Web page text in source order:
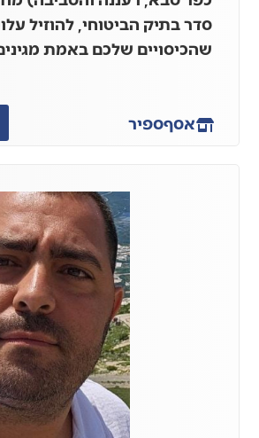
סדר בתיק הביטוחי, להוזיל
שהכיסויים שלכם באמת
אסףספיר